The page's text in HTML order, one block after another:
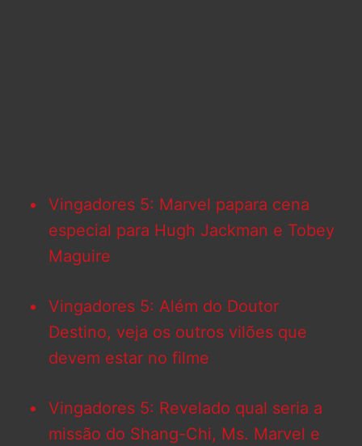
Vingadores 5: Marvel papara cena
especial para Hugh Jackman e Tobey
Maguire
Vingadores 5: Além do Doutor
Destino, veja os outros vilões que
devem estar no filme
Vingadores 5: Revelado qual seria a
missão do Shang-Chi, Ms. Marvel e